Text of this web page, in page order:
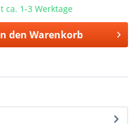
ca. 1-3 Werktage
den Warenkorb